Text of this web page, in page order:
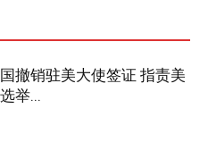
撤销驻美大使签证 指责美
举...